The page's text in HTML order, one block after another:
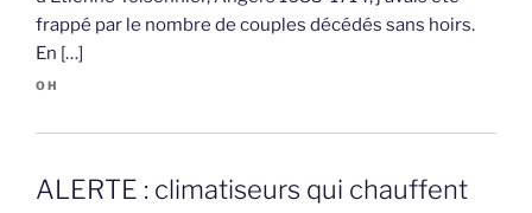
frappé par le nombre de couples décédés sans hoirs.
En […]
OH
ALERTE : climatiseurs qui chauffent